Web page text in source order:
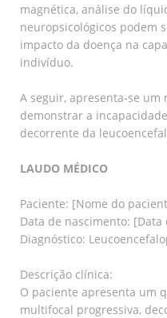
magnética, análise do
neuropsicológicos podem
impacto da doença na
indivíduo.
A seguir, apresenta-se
demonstrar a
decorrente da
LAUDO MÉDICO
Paciente: [Nome do
Data de nascimento:
Diagnóstico:
Descrição clínica:
O paciente apresenta um
multifocal progressiva,